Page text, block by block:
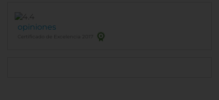
opiniones
Certificado de Excelencia 2017